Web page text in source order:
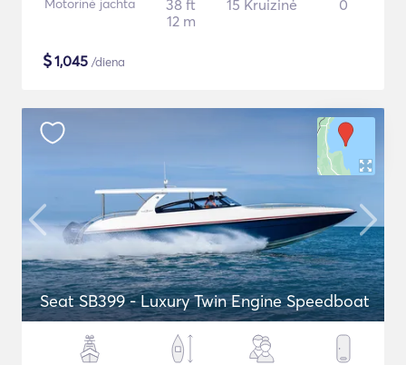
Motorinė jachta
38 ft
12 m
15 Kruizinė 0
$1,045 /diena
Seat SB399 - Luxury Twin Engine Speedboat